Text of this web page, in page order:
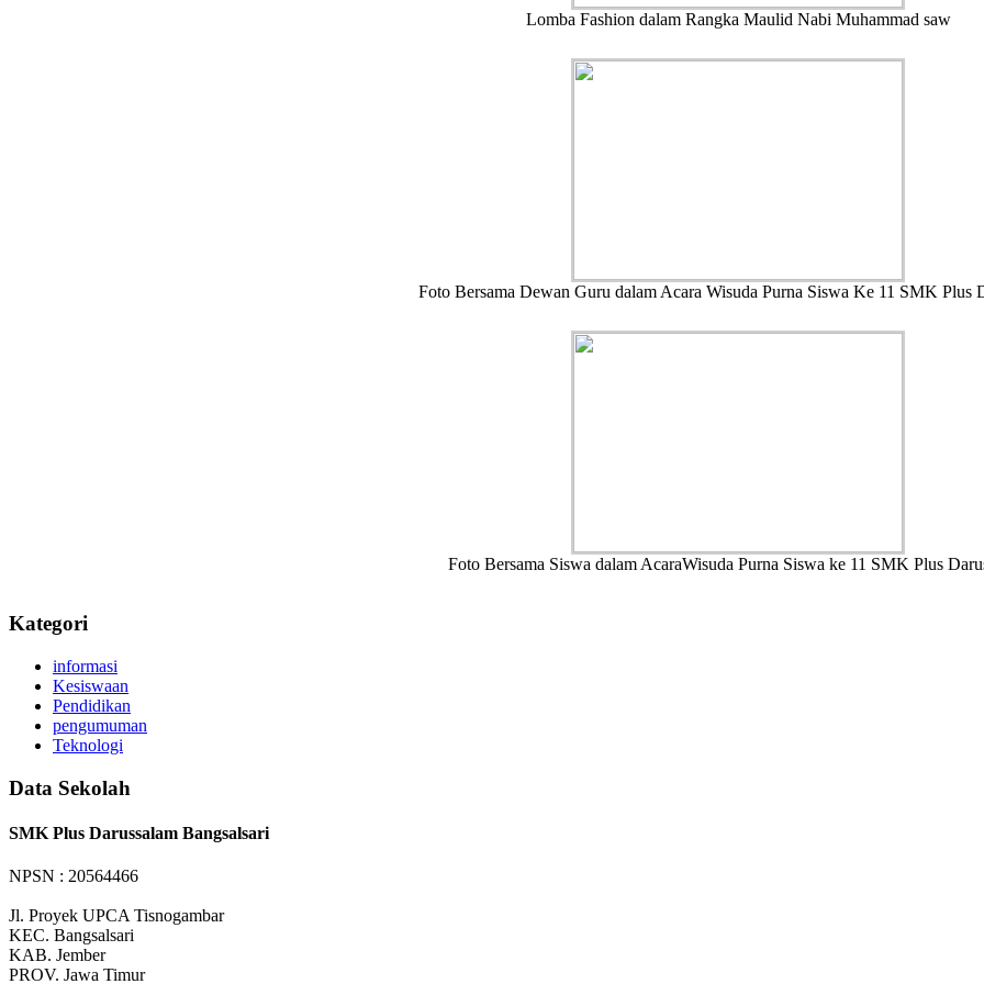
Lomba Fashion dalam Rangka Maulid Nabi Muhammad saw
Foto Bersama Dewan Guru dalam Acara Wisuda Purna Siswa Ke 11 SMK Plus
Foto Bersama Siswa dalam AcaraWisuda Purna Siswa ke 11 SMK Plus
Kategori
informasi
Kesiswaan
Pendidikan
pengumuman
Teknologi
Data Sekolah
SMK Plus Darussalam Bangsalsari
NPSN : 20564466
Jl. Proyek UPCA Tisnogambar
KEC. Bangsalsari
KAB. Jember
PROV. Jawa Timur